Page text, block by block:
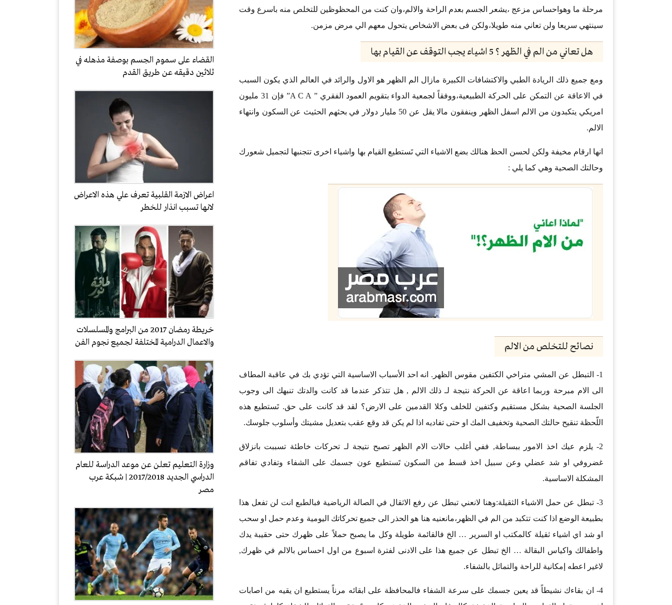
القضاء على سموم الجسم بوصفة مذهله في
ثلاثين دقيقه عن طريق القدم
اعراض الازمة القلبية تعرف علي هذه الاعراض
لانها تسبب انذار للخطر
خريطة رمضان 2017 من البرامج والمسلسلات
والاعمال الدرامية المختلفة لجميع نجوم الفن
وزارة التعليم تعلن عن موعد الدراسة للعام
الدراسي الجديد 2017/2018 | شبكة عرب
مصر
مرحلة ما وهواحساس مزعج ،يشعر الجسم بعدم الراحة والالم،وان كنت من المحظوظين للتخلص منه باسرع وقت
سينتهي سريعا ولن تعاني منه طويلا،ولكن فى بعض الاشخاص يتحول معهم الي مرض مزمن.
هل تعاني من الم في الظهر ؟ 5 اشياء يجب التوقف عن القيام بها
ومع جميع ذلك الريادة الطبي والاكتشافات الكبيرة مازال الم الظهر هو الاول والرائد في العالم الذي يكون السبب
في الاعاقة عن التمكن على الحركة الطبيعية،ووفقاً لجمعية الدواء بتقويم العمود الفقري ” A C A” فإن 31 مليون
امريكي يتكبدون من الالم اسفل الظهر وينفقون مالا يقل عن 50 مليار دولار في بحثهم الحثيث عن السكون وانتهاء
الالم.
انها ارقام مخيفة ولكن لحسن الحظ هنالك بضع الاشياء التي تَستطيع القيام بها واشياء اخرى تتجنبها لتجميل شعورك
وحالتك الصحية وهي كما يلي :
نصائح للتخلص من الالم
1- التبطل عن المشي متراخي الكتفين مقوس الظهر. انه احد الأسباب الاساسية التي تؤدي بك في عاقبة المطاف
الى الام مبرحة وربما اعاقة عن الحركة نتيجة لـ ذلك الالم , هل تتذكر عندما قد كانت والدتك تنبهك الى وجوب
الجلسة الصحية بشكل مستقيم وكتفين للخلف وكلا القدمين على الارض؟ لقد قد كانت على حق. تَستطيع هذه
اللّحظة تنقيح حالتك الصحية وتخفيف المك او حتى تفاديه اذا لم يكن قد وقع عقب بتعديل مشيتك وأسلوب جلوسك.
2- يلزم عيك اخذ الامور ببساطة, ففي أغلب حالات الام الظهر تصبح نتيجة لـ تحركات خاطئة تسببت بانزلاق
غضروفي او شد عضلي وعن سبيل اخذ قسط من السكون تَستطيع عون جسمك على الشفاء وتفادي تفاقم
المشكلة الاساسية.
3- تبطل عن حمل الاشياء الثقيلة:وهنا لانعني تبطل عن رفع الاثقال في الصالة الرياضية فبالطبع انت لن تفعل هذا
بطبيعة الوضع اذا كنت تتكبد من الم في الظهر،مانعنيه هنا هو الحذر الى جميع تحركاتك اليومية وعدم حمل او سحب
او شد اي اشياء ثقيلة كالمكتب او السرير … الخ فالقائمة طويلة وكل ما يصبح حملاً على ظهرك حتى حقيبة يدك
واطفالك واكياس البقالة … الخ تبطل عن جميع هذا على الادنى لفترة اسبوع من اول احساس بالالم في ظهرك,
لاغير اعطه إمكانية للراحة والتماثل بالشفاء.
4- ان بقاءك نشيطاً قد يعين جسمك على سرعة الشفاء فالمحافظة على ابقائه مرناً يستطيع ان يقيه من اصابات